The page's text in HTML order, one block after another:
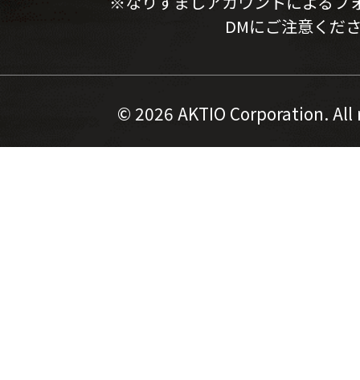
DMにご注意くだ
© 2026 AKTIO Corporation.